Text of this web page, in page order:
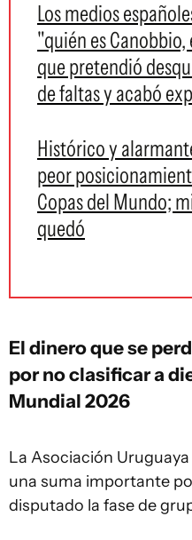
Los medios
"quién es
que pretendió
de faltas y acabó
Histórico y
peor
Copas del Mundo;
quedó
El dinero que se
por no clasificar a
Mundial 2026
La Asociación
una suma importante
disputado la fase de